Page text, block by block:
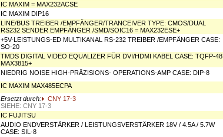
IC MAXIM = MAX232ACSE
IC MAXIM DIP16
LINE/BUS TREIBER /EMPFÄNGER/TRANCEIVER TYPE: CMOS/DUAL
RS232 SENDER EMPFÄNGER /SMD/SOIC16 = MAX232ESE+
+5V-LEISTUNGS-ED MULTIKANAL RS-232 TREIBER /EMPFÄNGER CASE:
SO-20
TMDS DIGITAL VIDEO EQUALIZER FÜR DVI/HDMI KABEL CASE: TQFP-48
MAX3815+
NIEDRIG NOISE HIGH-PRÄZISIONS- OPERATIONS-AMP CASE: DIP-8
IC MAXIM MAX485ECPA
Ersetzt durch:
CNY 17-3
SIEHE: CNY 17-3
IC FUJITSU
AUDIO ENDVERSTÄRKER / LEISTUNGSVERSTÄRKER 18V / 4.5A / 5.7W
CASE: SIL-8